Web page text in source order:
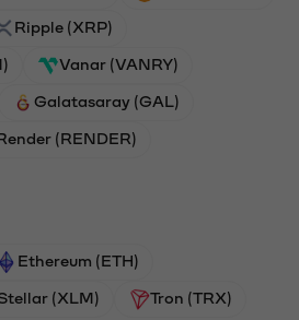
Ripple (XRP)
Vanar (VANRY)
Galatasaray (GAL)
Render (RENDER)
Ethereum (ETH)
(XLM) Tron (TRX)